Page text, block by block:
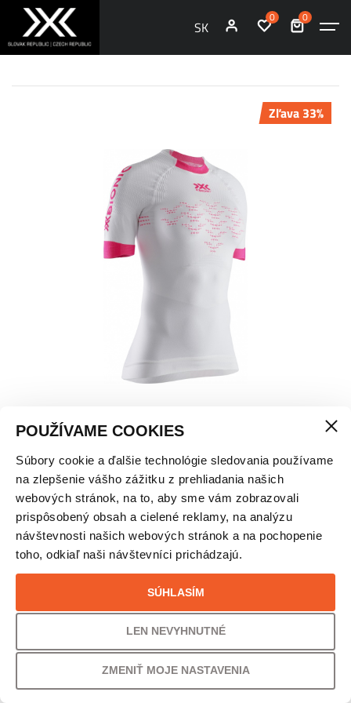
POUŽÍVAME COOKIES
Súbory cookie a ďalšie technológie sledovania používame
na zlepšenie vášho zážitku z prehliadania našich
webových stránok, na to, aby sme vám zobrazovali
prispôsobený obsah a cielené reklamy, na analýzu
návštevnosti našich webových stránok a na pochopenie
toho, odkiaľ naši návštevníci prichádzajú.
SÚHLASÍM
LEN NEVYHNUTNÉ
ZMENIŤ MOJE NASTAVENIA
SK
0 0
Zľava 33%
THE TRICK 4.0 DÁMSKE BEŽECKÉ TRIČKO
VEĽKOSŤ
114,00€
UŠETRÍTE
33% /38,00€